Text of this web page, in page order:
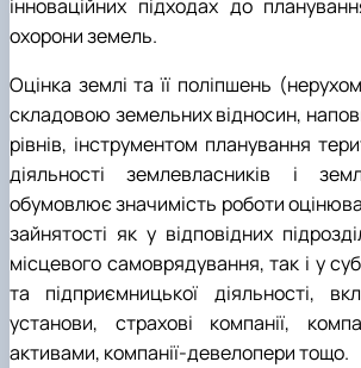
інноваційних підходах до
охорони земель.
Оцінка землі та її поліпшень
складовою земельних відносин,
рівнів, інструментом планування
діяльності землевласників і
обумовлює значимість роботи
зайнятості як у відповідних
місцевого самоврядування, так і у
та підприємницької діяльності,
установи, страхові компанії,
активами, компанії-девелопери тощо.